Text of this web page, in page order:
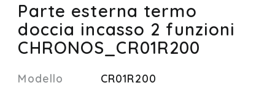
Parte esterna termo
doccia incasso 2 funzioni
CHRONOS_CR01R200
Modello CR01R200